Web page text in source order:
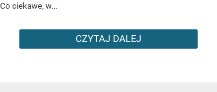
Co ciekawe, w...
CZYTAJ DALEJ